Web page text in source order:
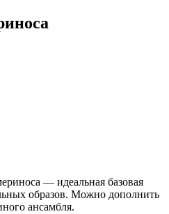
— идеальная базовая
образов. Можно дополнить
ансамбля.